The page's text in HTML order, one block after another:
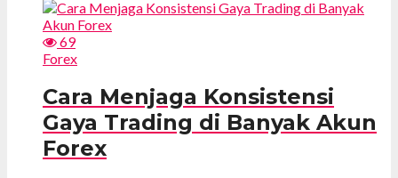
69
Forex
Cara Menjaga Konsistensi
Gaya Trading di Banyak Akun
Forex